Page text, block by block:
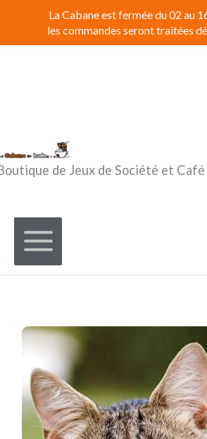
contenu
de Jeux de Société et
La Cabane est fermée du 02 au
les commandes seront traitées